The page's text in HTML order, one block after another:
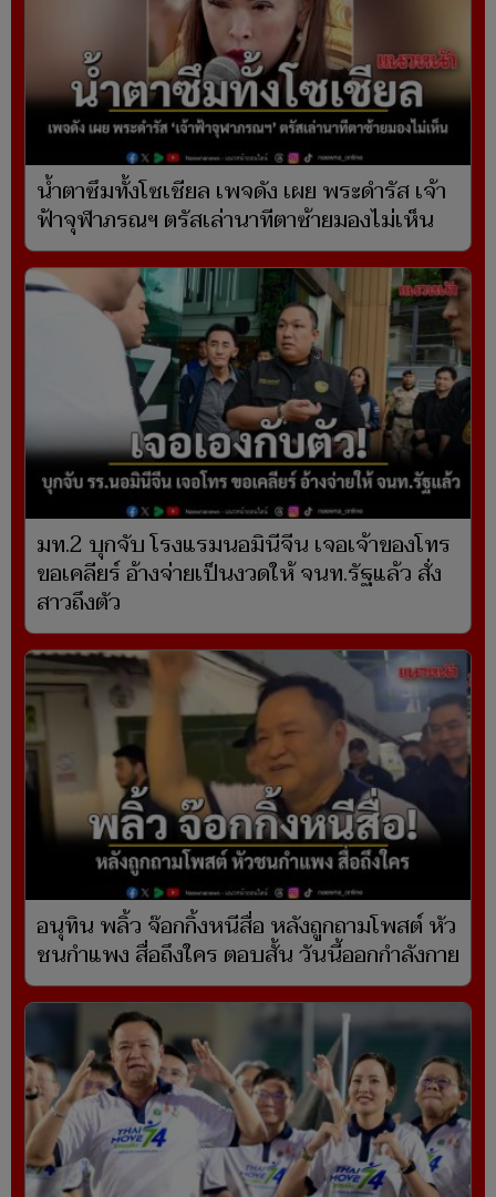
น้ำตาซึมทั้งโซเชียล เพจดัง เผย พระดำรัส เจ้า
ฟ้าจุฬาภรณฯ ตรัสเล่านาทีตาซ้ายมองไม่เห็น
มท.2 บุกจับ โรงแรมนอมินีจีน เจอเจ้าของโทร
ขอเคลียร์ อ้างจ่ายเป็นงวดให้ จนท.รัฐแล้ว สั่ง
สาวถึงตัว
อนุทิน พลิ้ว จ๊อกกิ้งหนีสื่อ หลังถูกถามโพสต์ หัว
ชนกำแพง สื่อถึงใคร ตอบสั้น วันนี้ออกกำลังกาย